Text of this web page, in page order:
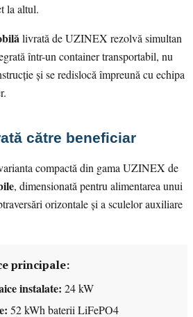
la altul.
livrată de UZINEX rezolvă simultan
într-un container transportabil, nu
și se redislocă împreună cu echipa
către beneficiar
compactă din gama UZINEX de
, dimensionată pentru alimentarea unui
orizontale și a sculelor auxiliare
principale:
instalate: 24 kW
52 kWh baterii LiFePO4